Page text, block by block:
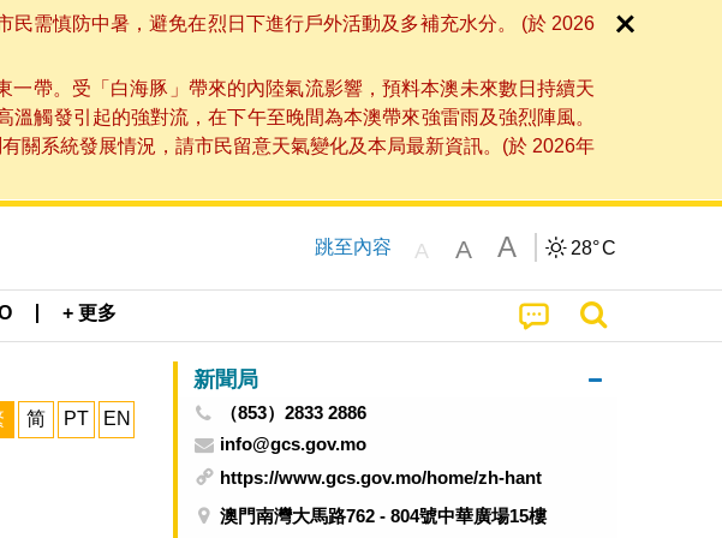
需慎防中暑，避免在烈日下進行戶外活動及多補充水分。 (於 2026
帶。受「白海豚」帶來的內陸氣流影響，預料本澳未來數日持續天
觸發引起的強對流，在下午至晚間為本澳帶來強雷雨及強烈陣風。
關系統發展情況，請市民留意天氣變化及本局最新資訊。(於 2026年
跳至內容 A A A 28°C
+ 更多
简 PT EN
新聞局
（853）2833 2886
info@gcs.gov.mo
https://www.gcs.gov.mo/home/zh-hant
澳門南灣大馬路762 - 804號中華廣場15樓